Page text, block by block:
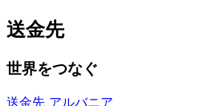
送金先
世界をつなぐ
送金先 アルバニア